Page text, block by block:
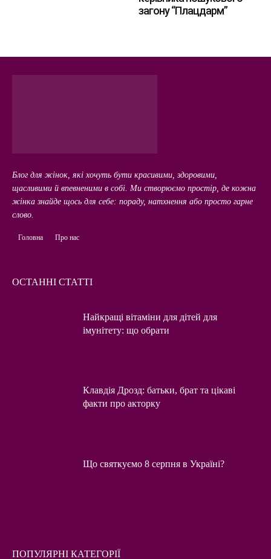
загону “Плацдарм”
Блог для жінок, які хочуть бути красивими, здоровими,
щасливими й впевненими в собі. Ми створюємо простір, де кожна
жінка знайде щось для себе: пораду, натхнення або просто гарне
слово.
Головна Про нас
ОСТАННІ СТАТТІ
Найкращі вітаміни для дітей для
імунітету: що обрати
Клавдія Дрозд: батьки, брат та цікаві
факти про акторку
Що святкуємо 8 серпня в Україні?
ПОПУЛЯРНІ КАТЕГОРІЇ